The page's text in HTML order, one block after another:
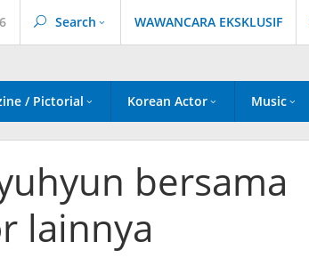
Search WAWANCARA EKSKLUSIF
/ Pictorial Korean Actor Music
bersama
lainnya